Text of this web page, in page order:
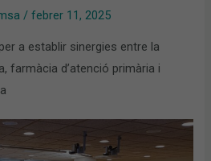
/febrer 11, 2025
a establir sinergies entre la
farmàcia d’atenció primària i